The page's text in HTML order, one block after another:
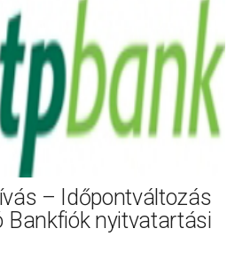
– Időpontváltozás
Bankfiók nyitvatartási